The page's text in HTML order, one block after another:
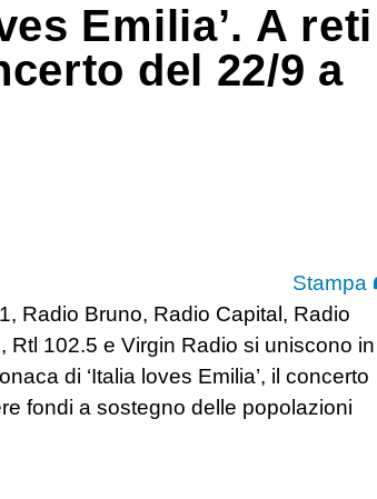
Emilia’. A reti
del 22/9 a
Radio Bruno, Radio Capital, Radio
Rtl 102.5 e Virgin Radio si uniscono in
di ‘Italia loves Emilia’, il concerto
fondi a sostegno delle popolazioni